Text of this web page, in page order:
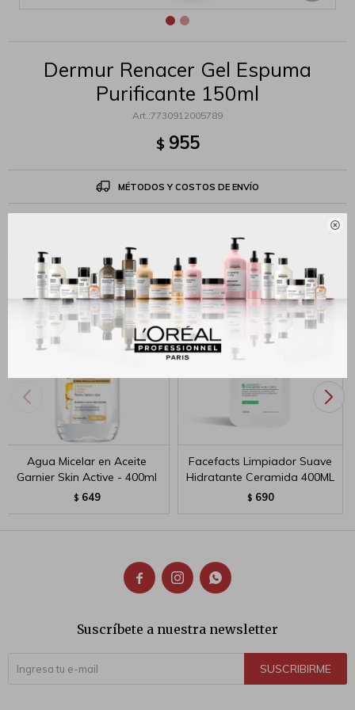

Dermur Renacer Gel Espuma
Purificante 150ml
7730912005789
$ 955
MÉTODOS Y COSTOS DE ENVÍO
Productos que te pueden interesar
Agua Micelar en Aceite
Garnier Skin Active - 400ml
$ 649
Facefacts Limpiador Suave
Hidratante Ceramida 400ML
$ 690
  
Suscríbete a nuestra newsletter
SUSCRIBIRME